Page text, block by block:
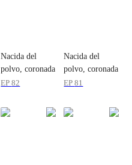
Nacida del
polvo, coronada
por el poder
EP82
Nacida del
polvo, coronada
por el poder
EP81